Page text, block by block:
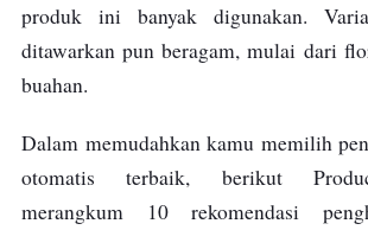
produk ini banyak digunakan.
ditawarkan pun beragam, mulai dari
buahan.
Dalam memudahkan kamu memilih
otomatis terbaik, berikut
merangkum 10 rekomendasi